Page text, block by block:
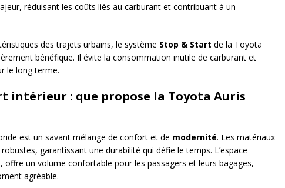
réduisant les coûts liés au carburant et contribuant à un
des trajets urbains, le système Stop & Start de la Toyota
bénéfique. Il évite la consommation inutile de carburant et
le long terme.
intérieur : que propose la Toyota Auris
est un savant mélange de confort et de modernité. Les matériaux
garantissant une durabilité qui défie le temps. L’espace
offre un volume confortable pour les passagers et leurs bagages,
agréable.